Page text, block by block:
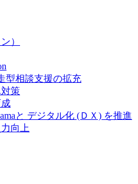
）
型相談支援の拡充
策
と デジタル化 (ＤＸ) を推進
向上